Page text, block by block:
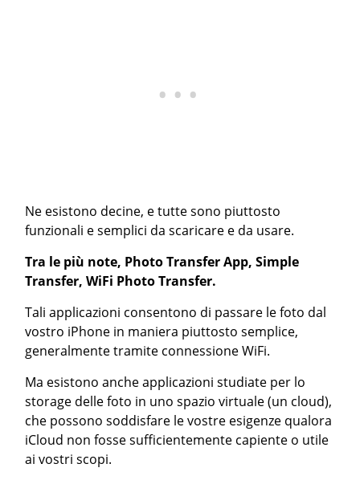
Ne esistono decine, e tutte sono piuttosto
funzionali e semplici da scaricare e da usare.
Tra le più note, Photo Transfer App, Simple
Transfer, WiFi Photo Transfer.
Tali applicazioni consentono di passare le foto dal
vostro iPhone in maniera piuttosto semplice,
generalmente tramite connessione WiFi.
Ma esistono anche applicazioni studiate per lo
storage delle foto in uno spazio virtuale (un cloud),
che possono soddisfare le vostre esigenze qualora
iCloud non fosse sufficientemente capiente o utile
ai vostri scopi.